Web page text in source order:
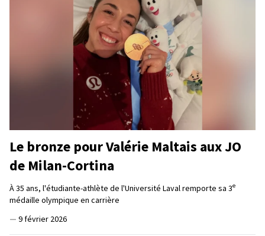
Le bronze pour Valérie Maltais aux JO
de Milan-Cortina
À 35 ans, l'étudiante-athlète de l'Université Laval remporte sa 3e
médaille olympique en carrière
— 9 février 2026